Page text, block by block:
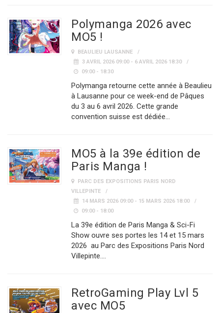
Polymanga 2026 avec
MO5 !
BEAULIEU LAUSANNE
3 AVRIL 2026 09:00 - 6 AVRIL 2026 18:30
09:00 - 18:30
Polymanga retourne cette année à Beaulieu
à Lausanne pour ce week-end de Pâques
du 3 au 6 avril 2026. Cette grande
convention suisse est dédiée…
MO5 à la 39e édition de
Paris Manga !
PARC DES EXPOSITIONS PARIS NORD
VILLEPINTE
14 MARS 2026 09:00 - 15 MARS 2026 18:00
09:00 - 18:00
La 39e édition de Paris Manga & Sci-Fi
Show ouvre ses portes les 14 et 15 mars
2026 au Parc des Expositions Paris Nord
Villepinte.…
RetroGaming Play Lvl 5
avec MO5